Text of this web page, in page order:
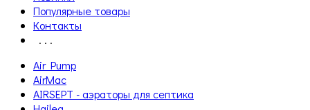
Популярные товары
Контакты
. . .
Air Pump
AirMac
AIRSEPT - аэраторы для септика